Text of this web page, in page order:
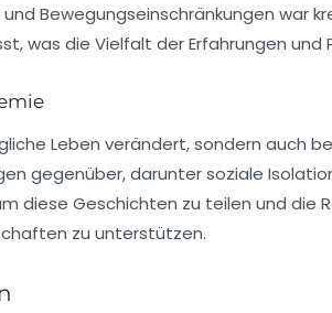
Bewegungseinschränkungen war
was die Vielfalt der Erfahrungen und
Leben verändert, sondern auch
gegenüber, darunter soziale
diese Geschichten zu teilen und die
zu unterstützen.